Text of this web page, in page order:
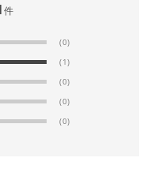
件
(0)
(1)
(0)
(0)
(0)